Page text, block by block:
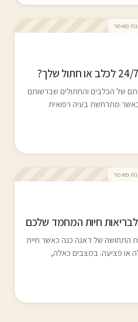
מאמר
של הכלבים והחתולים שברשותם
מתרחשת בעיה רפואית
מאמר
התחושה של דאגה כנה כאשר חיית
או פציעה. במצבים כאלה,